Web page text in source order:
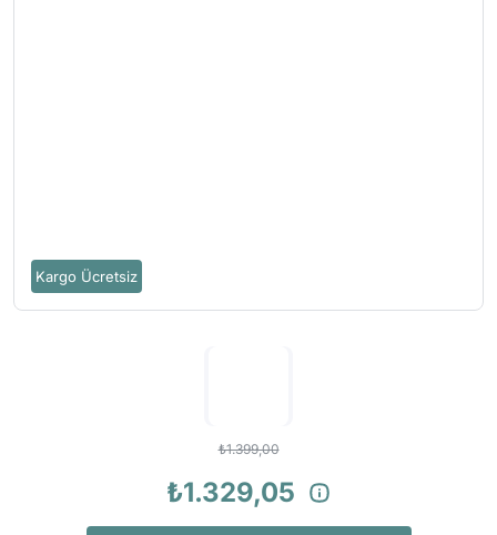
Kargo Ücretsiz
₺1.399,00
₺1.329,05